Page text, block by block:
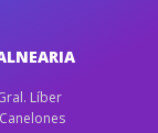
Líber